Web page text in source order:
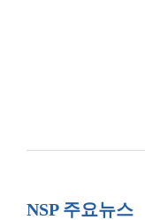
NSP 주요뉴스